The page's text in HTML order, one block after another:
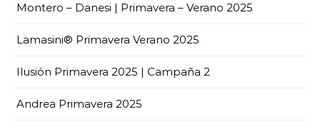
Montero – Danesi | Primavera – Verano 2025
Lamasini® Primavera Verano 2025
Ilusión Primavera 2025 | Campaña 2
Andrea Primavera 2025